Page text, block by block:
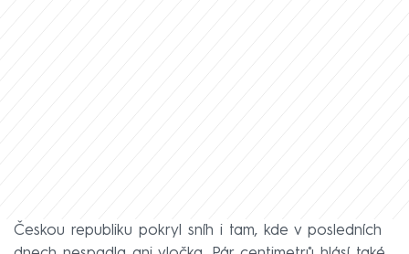
Českou republiku pokryl sníh i tam, kde v posledních